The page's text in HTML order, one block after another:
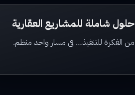
حلول شاملة للمشاريع العقارية
من الفكرة للتنفيذ… في مسار واحد منظم.